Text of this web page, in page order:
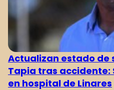
Actualizan estado de
Tapia tras accidente:
en hospital de Linares